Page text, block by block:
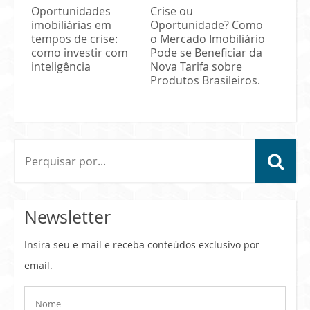
Oportunidades
imobiliárias em
tempos de crise:
como investir com
inteligência
Crise ou
Oportunidade? Como
o Mercado Imobiliário
Pode se Beneficiar da
Nova Tarifa sobre
Produtos Brasileiros.
Newsletter
Insira seu e-mail e receba conteúdos exclusivo por
email.